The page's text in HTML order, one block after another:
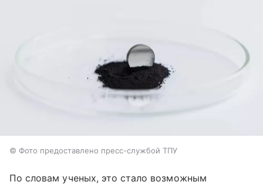
© Фото предоставлено пресс-службой ТПУ
По словам ученых, это стало возможным